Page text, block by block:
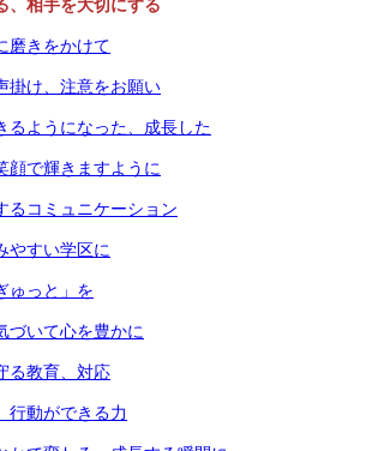
相手を大切にする
きをかけて
け、注意をお願い
ようになった、成長した
で輝きますように
コミュニケーション
すい学区に
っと」を
いて心を豊かに
教育、対応
動ができる力